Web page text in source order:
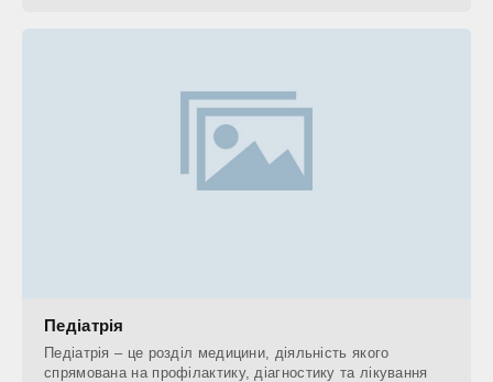
Педіатрія
Педіатрія – це розділ медицини, діяльність якого
спрямована на профілактику, діагностику та лікування